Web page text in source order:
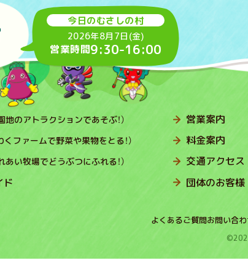
今日のむさしの村
2026年8月7日(金)
営業時間9:30-16:00
地のアトラクションであそぶ！）
くファームで野菜や果物をとる！）
あい牧場でどうぶつにふれる！）
ド
営業案内
料金案内
交通アクセス
団体のお客様
よくあるご質問お問い合